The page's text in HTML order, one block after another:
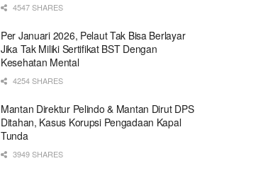
4547 SHARES
Per Januari 2026, Pelaut Tak Bisa Berlayar
Jika Tak Miliki Sertifikat BST Dengan
Kesehatan Mental
4254 SHARES
Mantan Direktur Pelindo & Mantan Dirut DPS
Ditahan, Kasus Korupsi Pengadaan Kapal
Tunda
3949 SHARES